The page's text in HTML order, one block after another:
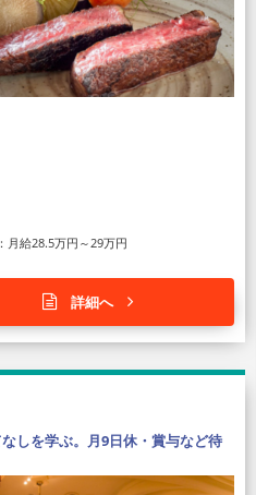
月給28.5万円～29万円
詳細へ
しを学ぶ。月9日休・賞与など待